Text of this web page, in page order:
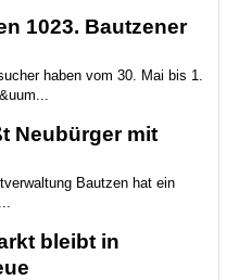
1023. Bautzener
haben vom 30. Mai bis 1.
Neubürger mit
Bautzen hat ein
bleibt in